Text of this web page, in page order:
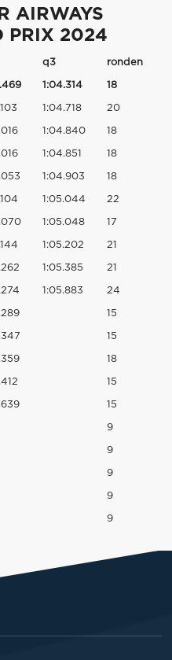
AIRWAYS
PRIX 2024
q3 ronden
1:04.314 18
1:04.718 20
1:04.840 18
1:04.851 18
1:04.903 18
1:05.044 22
1:05.048 17
1:05.202 21
1:05.385 21
1:05.883 24
15
15
18
15
15
9
9
9
9
9